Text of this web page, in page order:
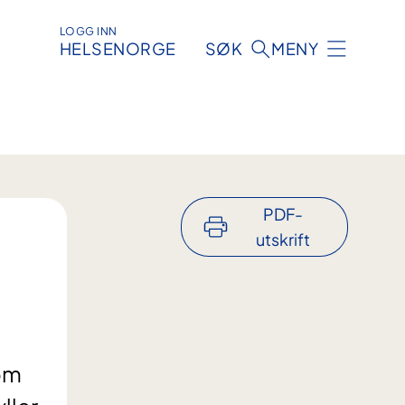
LOGG INN
HELSENORGE SØK MENY
PDF-
utskrift